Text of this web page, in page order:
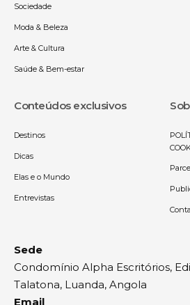
Sociedade
Moda & Beleza
Arte & Cultura
Saúde & Bem-estar
Conteúdos exclusivos
Destinos
Dicas
Elas e o Mundo
Entrevistas
Sede
Condomínio Alpha Escritórios,
Talatona, Luanda, Angola
Email